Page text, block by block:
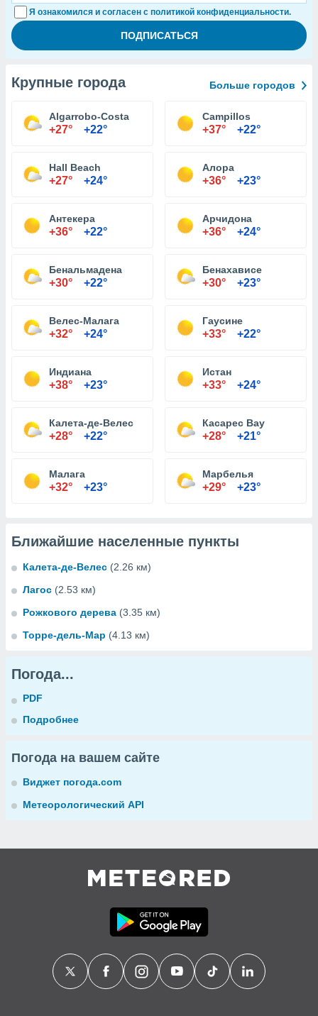
Я ознакомился и согласен с политикой конфиденциальности.
Крупные города Больше городов
Algarrobo-Costa
+27° +22°
Campillos
+37° +22°
Hall Beach
+27° +24°
Алора
+36° +23°
Антекера
+36° +22°
Арчидона
+36° +24°
Бенальмадена
+30° +22°
Бенахависе
+30° +23°
Велес-Малага
+32° +24°
Гаусине
+33° +22°
Индиана
+38° +23°
Истан
+33° +24°
Калета-де-Велес
+28° +22°
Касарес Bay
+28° +21°
Малага
+32° +23°
Марбелья
+29° +23°
Ближайшие населенные пункты
Калета-де-Велес (2.26 км)
Лагос (2.53 км)
Рожкового дерева (3.35 км)
Торре-дель-Мар (4.13 км)
Погода...
PDF
Подробнее
Погода на вашем сайте
Виджет погода.com
Метеорологический API